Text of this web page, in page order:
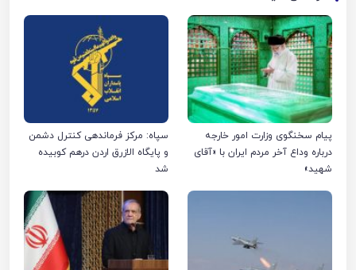
پیام سخنگوی وزارت امور خارجه
درباره وداع آخر مردم ایران با «آقای
شهید»
سپاه: مرکز فرماندهی کنترل دشمن
و پایگاه الازرق اردن درهم کوبیده
شد